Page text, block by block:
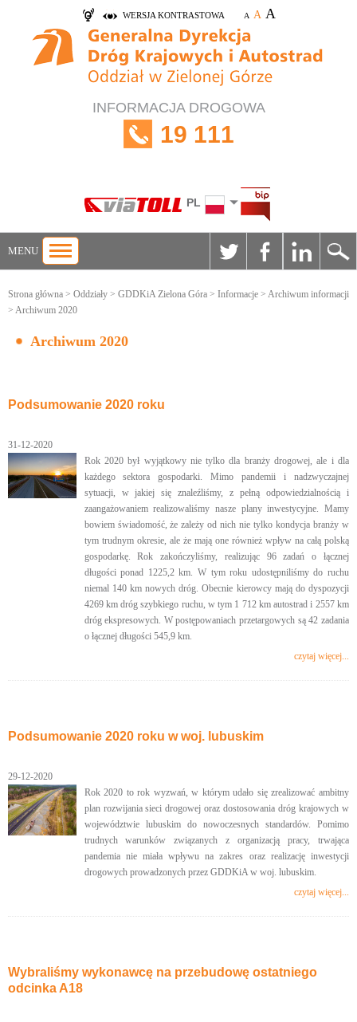
WERSJA KONTRASTOWA A A A
INFORMACJA DROGOWA
19 111
PL
MENU
Strona główna > Oddziały > GDDKiA Zielona Góra > Informacje > Archiwum informacji
> Archiwum 2020
Archiwum 2020
Podsumowanie 2020 roku
31-12-2020
Rok 2020 był wyjątkowy nie tylko dla branży drogowej, ale i dla
każdego sektora gospodarki. Mimo pandemii i nadzwyczajnej
sytuacji, w jakiej się znaleźliśmy, z pełną odpowiedzialnością i
zaangażowaniem realizowaliśmy nasze plany inwestycyjne. Mamy
bowiem świadomość, że zależy od nich nie tylko kondycja branży w
tym trudnym okresie, ale że mają one również wpływ na całą polską
gospodarkę. Rok zakończyliśmy, realizując 96 zadań o łącznej
długości ponad 1225,2 km. W tym roku udostępniliśmy do ruchu
niemal 140 km nowych dróg. Obecnie kierowcy mają do dyspozycji
4269 km dróg szybkiego ruchu, w tym 1 712 km autostrad i 2557 km
dróg ekspresowych. W postępowaniach przetargowych są 42 zadania
o łącznej długości 545,9 km.
czytaj więcej...
Podsumowanie 2020 roku w woj. lubuskim
29-12-2020
Rok 2020 to rok wyzwań, w którym udało się zrealizować ambitny
plan rozwijania sieci drogowej oraz dostosowania dróg krajowych w
województwie lubuskim do nowoczesnych standardów. Pomimo
trudnych warunków związanych z organizacją pracy, trwająca
pandemia nie miała wpływu na zakres oraz realizację inwestycji
drogowych prowadzonych przez GDDKiA w woj. lubuskim.
czytaj więcej...
Wybraliśmy wykonawcę na przebudowę ostatniego
odcinka A18